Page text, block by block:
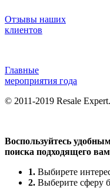
Отзывы наших
клиентов
Главные
мероприятия года
© 2011-2019 Resale
Воспользуйтесь
поиска подходящего вам
1. Выбирете
2. Выберите сферу